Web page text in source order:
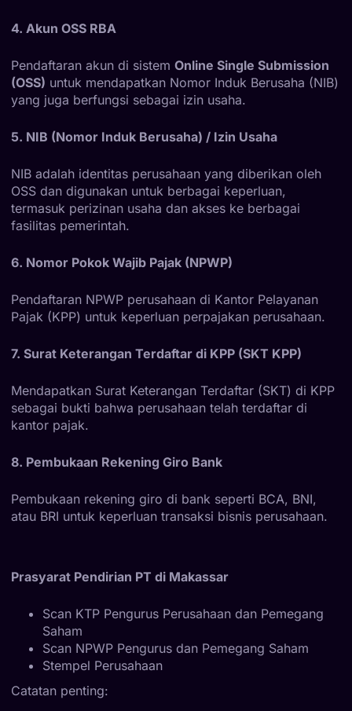
4. Akun OSS RBA
Pendaftaran akun di sistem Online Single Submission
(OSS) untuk mendapatkan Nomor Induk Berusaha (NIB)
yang juga berfungsi sebagai izin usaha.
5. NIB (Nomor Induk Berusaha) / Izin Usaha
NIB adalah identitas perusahaan yang diberikan oleh
OSS dan digunakan untuk berbagai keperluan,
termasuk perizinan usaha dan akses ke berbagai
fasilitas pemerintah.
6. Nomor Pokok Wajib Pajak (NPWP)
Pendaftaran NPWP perusahaan di Kantor Pelayanan
Pajak (KPP) untuk keperluan perpajakan perusahaan.
7. Surat Keterangan Terdaftar di KPP (SKT KPP)
Mendapatkan Surat Keterangan Terdaftar (SKT) di KPP
sebagai bukti bahwa perusahaan telah terdaftar di
kantor pajak.
8. Pembukaan Rekening Giro Bank
Pembukaan rekening giro di bank seperti BCA, BNI,
atau BRI untuk keperluan transaksi bisnis perusahaan.
Prasyarat Pendirian PT di Makassar
Scan KTP Pengurus Perusahaan dan Pemegang
Saham
Scan NPWP Pengurus dan Pemegang Saham
Stempel Perusahaan
Catatan penting: